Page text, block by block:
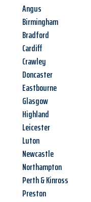
Angus
Birmingham
Bradford
Cardiff
Crawley
Doncaster
Eastbourne
Glasgow
Highland
Leicester
Luton
Newcastle
Northampton
Perth & Kinross
Preston